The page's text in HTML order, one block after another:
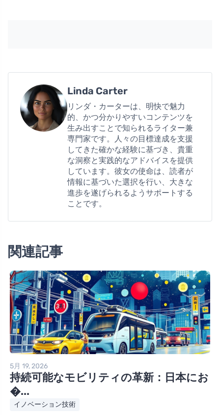
Linda Carter
リンダ・カーターは、明快で魅力
的、かつ分かりやすいコンテンツを
生み出すことで知られるライター兼
専門家です。人々の目標達成を支援
してきた確かな経験に基づき、貴重
な洞察と実践的なアドバイスを提供
しています。彼女の使命は、読者が
情報に基づいた選択を行い、大きな
進歩を遂げられるようサポートする
ことです。
関連記事
5月 19, 2026
持続可能なモビリティの革新：日本にお
�...
イノベーション技術